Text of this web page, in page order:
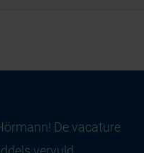
De vacature